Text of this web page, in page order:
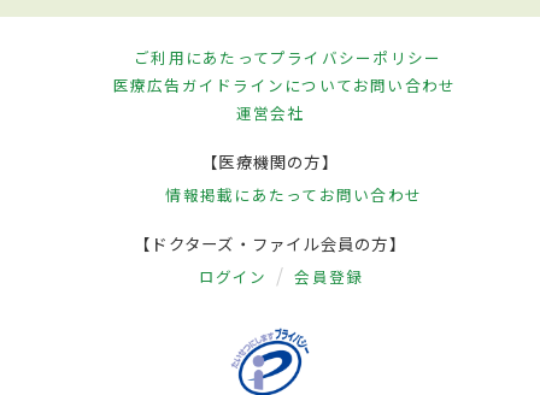
ご利用にあたってプライバシーポリシー
医療広告ガイドラインについてお問い合わせ
運営会社
【医療機関の方】
情報掲載にあたって お問い合わせ
【ドクターズ・ファイル会員の方】
ログイン 会員登録